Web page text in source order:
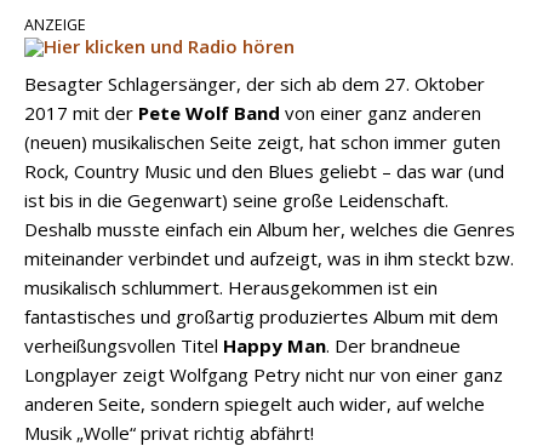
ANZEIGE
Besagter Schlagersänger, der sich ab dem 27. Oktober
2017 mit der Pete Wolf Band von einer ganz anderen
(neuen) musikalischen Seite zeigt, hat schon immer guten
Rock, Country Music und den Blues geliebt – das war (und
ist bis in die Gegenwart) seine große Leidenschaft.
Deshalb musste einfach ein Album her, welches die Genres
miteinander verbindet und aufzeigt, was in ihm steckt bzw.
musikalisch schlummert. Herausgekommen ist ein
fantastisches und großartig produziertes Album mit dem
verheißungsvollen Titel Happy Man. Der brandneue
Longplayer zeigt Wolfgang Petry nicht nur von einer ganz
anderen Seite, sondern spiegelt auch wider, auf welche
Musik „Wolle“ privat richtig abfährt!